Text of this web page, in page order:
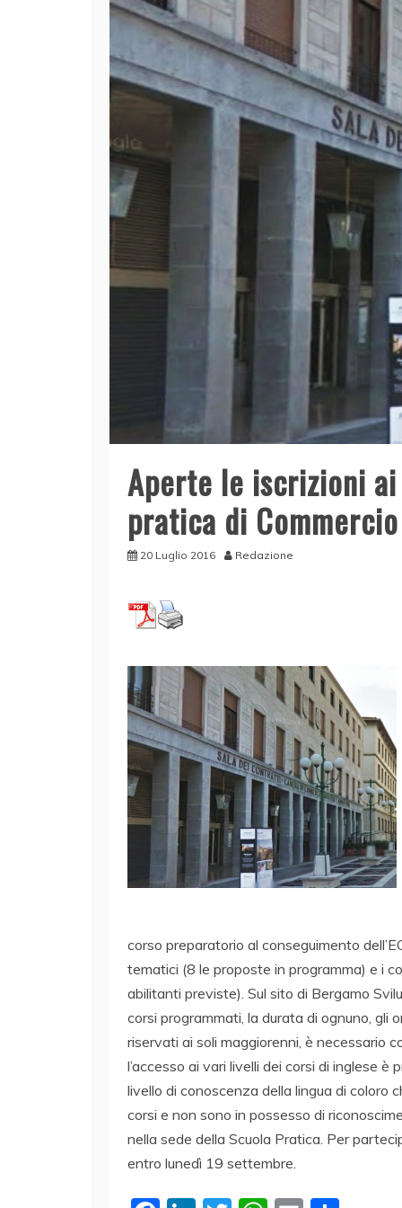
Aperte le iscrizioni
pratica di Commercio
20 Luglio 2016 Redazione
corso preparatorio al conseguimento
tematici (8 le proposte in programma) e i
abilitanti previste). Sul sito di Bergamo
corsi programmati, la durata di ognuno, gli
riservati ai soli maggiorenni, è necessario
l’accesso ai vari livelli dei corsi di inglese
livello di conoscenza della lingua di coloro
corsi e non sono in possesso di
nella sede della Scuola Pratica. Per
entro lunedì 19 settembre.